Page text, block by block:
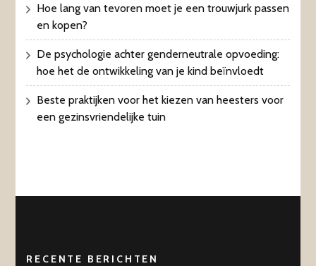
Hoe lang van tevoren moet je een trouwjurk passen
en kopen?
De psychologie achter genderneutrale opvoeding:
hoe het de ontwikkeling van je kind beïnvloedt
Beste praktijken voor het kiezen van heesters voor
een gezinsvriendelijke tuin
RECENTE BERICHTEN